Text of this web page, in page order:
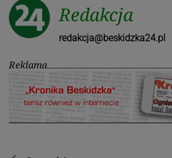
Redakcja
redakcja@beskidzka24.pl
Reklama